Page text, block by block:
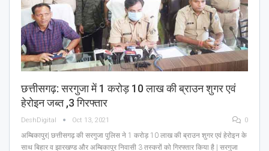
छत्तीसगढ़: सरगुजा में 1 करोड़ 10 लाख की ब्राउन शुगर एवं
हेरोइन जब्त ,3 गिरफ्तार
DeshDigital Oct 13, 2021 0
अम्बिकापुर| छत्तीसगढ़ की सरगुजा पुलिस ने 1 करोड़ 10 लाख की ब्राउन शुगर एवं हेरोइन के
साथ बिहार व झारखण्ड और अम्बिकापुर निवासी 3 तस्करों को गिरफ्तार किया है | सरगुजा